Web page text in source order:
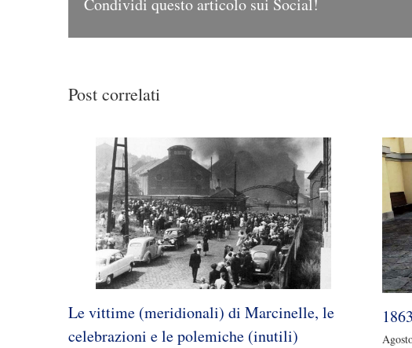
Condividi questo articolo sui Social!
Post correlati
Le vittime (meridionali) di Marcinelle, le
celebrazioni e le polemiche (inutili)